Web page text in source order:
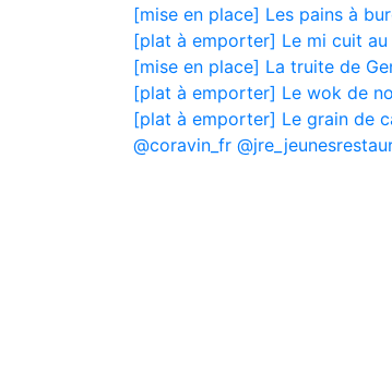
[mise en place] Les pains à
[plat à emporter] Le mi cuit
[mise en place] La truite de
[plat à emporter] Le wok de
[plat à emporter] Le grain de
@coravin_fr